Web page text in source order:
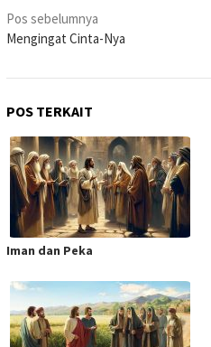
Navigasi
pos
Pos sebelumnya
Mengingat Cinta-Nya
POS TERKAIT
Iman dan Peka